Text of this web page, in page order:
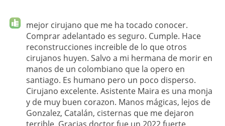
mejor cirujano que me ha tocado conocer.
Comprar adelantado es seguro. Cumple. Hace
reconstrucciones increible de lo que otros
cirujanos huyen. Salvo a mi hermana de morir en
manos de un colombiano que la opero en
santiago. Es humano pero un poco disperso.
Cirujano excelente. Asistente Maira es una monja
y de muy buen corazon. Manos mágicas, lejos de
Gonzalez, Catalán, cisternas que me dejaron